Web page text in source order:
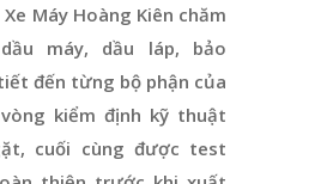
Máy Hoàng Kiên chăm
máy, dầu láp, bảo
đến từng bộ phận của
kiểm định kỹ thuật
cuối cùng được test